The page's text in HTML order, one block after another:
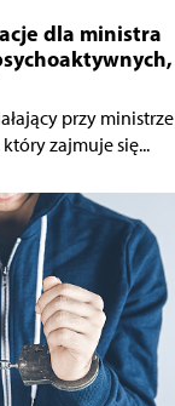
dla ministra
przy ministrze
zajmuje się...